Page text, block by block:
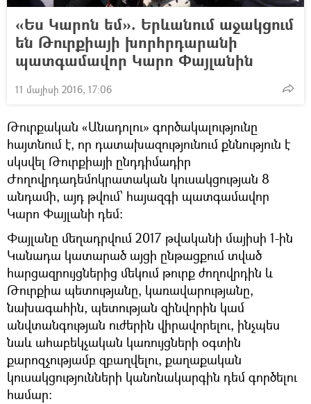
«Ես Կարոն եմ». Երևանում աջակցում
են Թուրքիայի խորհրդարանի
պատգամավոր Կարո Փայլանին
11 մայիսի 2016, 17:06
Թուրքական «Անադոլու» գործակալությունը
հայտնում է, որ դատախազությունում քննություն է
սկսվել Թուրքիայի ընդդիմադիր
Ժողովրդադեմոկրատական կուսակցության 8
անդամի, այդ թվում՝ հայազգի պատգամավոր
Կարո Փայլանի դեմ։
Փայլանը մեղադրվում 2017 թվականի մայիսի 1-ին
Կանադա կատարած այցի ընթացքում տված
հարցազրույցներից մեկում թուրք ժողովրդին և
Թուրքիա պետությանը, կառավարությանը,
նախագահին, պետության զինվորին կամ
անվտանգության ուժերին վիրավորելու, ինչպես
նաև ահաբեկչական կառույցների օգտին
քարոզչությամբ զբաղվելու, քաղաքական
կուսակցությունների կանոնակարգին դեմ գործելու
համար։